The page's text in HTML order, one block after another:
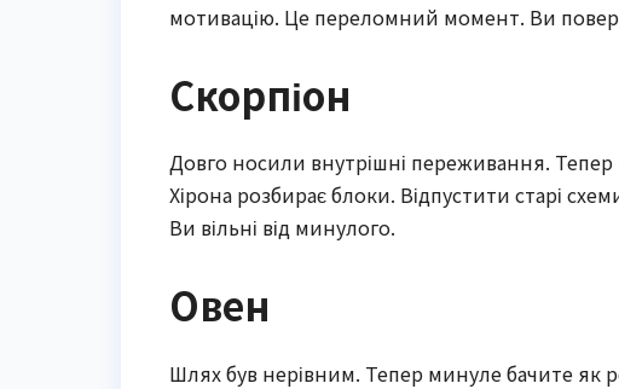
мотивацію. Це переломний момент. Ви
Скорпіон
Довго носили внутрішні переживання. Тепер
Хірона розбирає блоки. Відпустити старі
Ви вільні від минулого.
Овен
Шлях був нерівним. Тепер минуле бачите як